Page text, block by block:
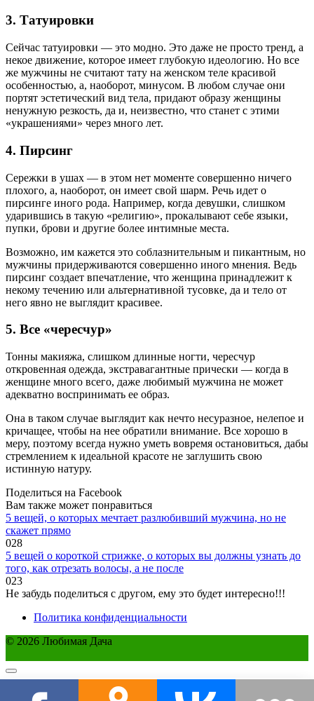
3. Татуировки
Сейчас татуировки — это модно. Это даже не просто тренд, а
некое движение, которое имеет глубокую идеологию. Но все
же мужчины не считают тату на женском теле красивой
особенностью, а, наоборот, минусом. В любом случае они
портят эстетический вид тела, придают образу женщины
ненужную резкость, да и, неизвестно, что станет с этими
«украшениями» через много лет.
4. Пирсинг
Сережки в ушах — в этом нет моменте совершенно ничего
плохого, а, наоборот, он имеет свой шарм. Речь идет о
пирсинге иного рода. Например, когда девушки, слишком
ударившись в такую «религию», прокалывают себе языки,
пупки, брови и другие более интимные места.
Возможно, им кажется это соблазнительным и пикантным, но
мужчины придерживаются совершенно иного мнения. Ведь
пирсинг создает впечатление, что женщина принадлежит к
некому течению или альтернативной тусовке, да и тело от
него явно не выглядит красивее.
5. Все «чересчур»
Тонны макияжа, слишком длинные ногти, чересчур
откровенная одежда, экстравагантные прически — когда в
женщине много всего, даже любимый мужчина не может
адекватно воспринимать ее образ.
Она в таком случае выглядит как нечто несуразное, нелепое и
кричащее, чтобы на нее обратили внимание. Все хорошо в
меру, поэтому всегда нужно уметь вовремя остановиться, дабы
стремлением к идеальной красоте не заглушить свою
истинную натуру.
Поделиться на Facebook
Вам также может понравиться
5 вещей, о которых мечтает разлюбивший мужчина, но не
скажет прямо
028
5 вещей о короткой стрижке, о которых вы должны узнать до
того, как отрезать волосы, а не после
023
Не забудь поделиться с другом, ему это будет интересно!!!
Политика конфиденциальности
© 2026 Любимая Дача
Этот сайт использует cookie для хранения данных. Продолжая